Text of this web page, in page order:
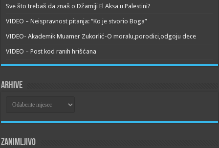
Sve što trebaš da znaš o Džamiji El Aksa u Palestini?
VIDEO – Neispravnost pitanja: “Ko je stvorio Boga”
VIDEO- Akademik Muamer Zukorlić-O moralu,porodici,odgoju dece
VIDEO – Post kod ranih hrišćana
Arhive
Zanimljivo